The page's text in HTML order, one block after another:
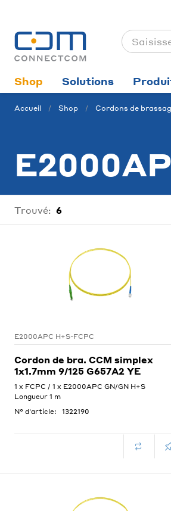
Shop Solutions
Accueil Shop Cordons de
Trouvé: 6
E2000APC H+S-FCPC
Cordon de bra. CCM simplex
1x1.7mm 9/125 G657A2 YE
1 x FCPC / 1 x E2000APC GN/GN H+S
Longueur 1 m
N° d'article:
1322190